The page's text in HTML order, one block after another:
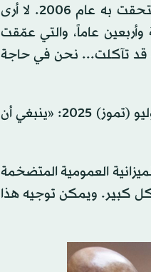
النقدية خلل عميق استمر لفترة طويلة. فالبنك المركزي اليوم مختلف جذرياً عن البنك الذي التحقت به عام 2006. لا أرى
عاماً، والتي عمّقت
قد تآكلت... نحن في حاجة
- خفض أسعار الفائدة: قال وورش في مقابلة مع لاري كودلو على قناة «فوكس بيزنس» في 8 يوليو (تموز) 2025: «ينبغي أن
في 16 نوفمبر (تشرين الثاني) 2025، قال: «إن الميزانية العمومية المتضخمة
كبير. ويمكن توجيه هذا